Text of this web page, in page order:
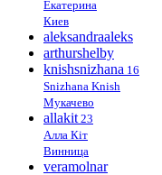
Екатерина
Киев
aleksandraaleks
arthurshelby
knishsnizhana 16
Snizhana Knish
Мукачево
allakit 23
Алла Кіт
Винница
veramolnar